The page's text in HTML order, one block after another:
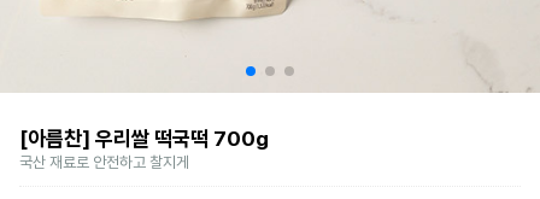
[아름찬] 우리쌀 떡국떡 700g
국산 재료로 안전하고 찰지게